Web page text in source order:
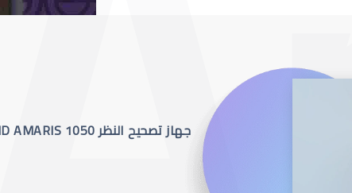
جهاز تصحيح النظر SCHWIND AMARIS 1050